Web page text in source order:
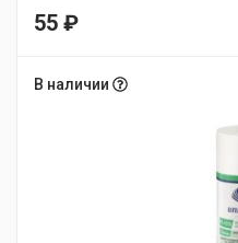
55 ₽
В наличии